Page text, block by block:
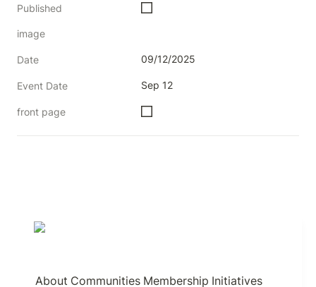
Published
image
Date 09/12/2025
Event Date Sep 12
front page
About Communities Membership Initiatives